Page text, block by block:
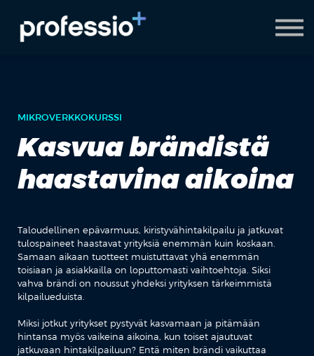
AI Coach
Pyydä demo
MIKROVERKKOKURSSI
Kasvua brändistä
haastavina aikoina
Taloudellinen epävarmuus, kiristyvähintakilpailu ja jatkuvat
tulospaineet haastavat yrityksiä enemmän kuin koskaan.
Samaan aikaan tuotteet muistuttavat yhä enemmän
toisiaan ja asiakkailla on loputtomasti vaihtoehtoja. Siksi
vahva brändi on noussut yhdeksi yrityksen tärkeimmistä
kilpailueduista.
Miksi jotkut yritykset pystyvät kasvamaan ja pitämään
hintansa myös vaikeina aikoina, kun toiset ajautuvat
jatkuvaan hintakilpailuun? Entä miten brändi vaikuttaa